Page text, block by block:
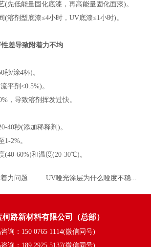
低能量固化底漆，再高能量固化面漆)。
剂型底漆≤4小时，UV底漆≤1小时)。
性差导致附着力不均
/涂4杯)。
剂<0.5%)。
导致溶剂挥发过快。
秒(添加稀释剂)。
2%。
60%)和温度(20-30℃)。
力问题
柯路新材料有限公司（总部）
询：150 0765 1114(微信同号)
询：189 2925 5137(微信同号)